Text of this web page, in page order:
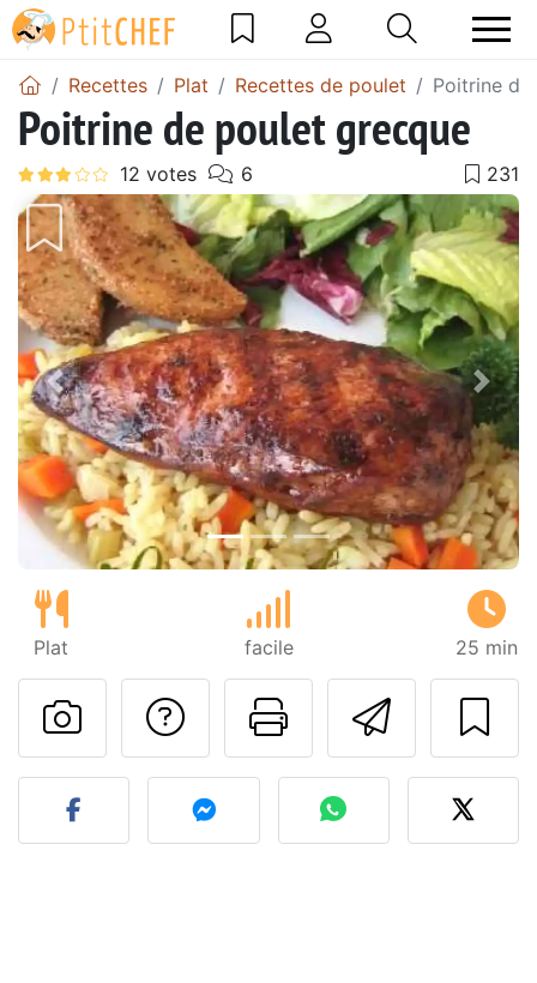
Recettes Plat Recettes de poulet Poitrine
Poitrine de poulet grecque
Précédent
Plat facile 25 min
Imprimer
Poser une
Publier votre photo de